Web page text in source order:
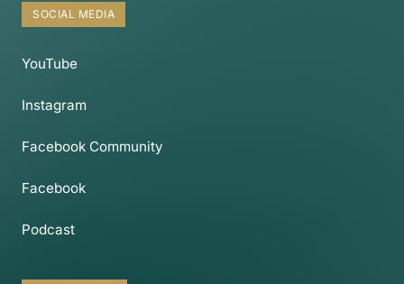
SOCIAL MEDIA
YouTube
Instagram
Facebook Community
Facebook
Podcast